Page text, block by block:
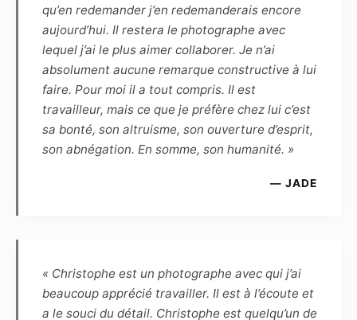
(dossier HD) permettra de faire des
impressions non lucratives, sans contrainte de
temps ou de quantité, tandis que la basse
définition, marquée par le photographe, pourra
être diffusée sur Internet dans le cadre du
cercle privé et familial, ou de la promotion
personnelle du modèle, dans un but non
commercial.
prestations est fixée à zéro euro. Cette
rémunération est définitive, et le Modèle
reconnaît être entièrement rempli de son droit
qu’en redemander j’en redemanderais encore
aujourd’hui. Il restera le photographe avec
lequel j’ai le plus aimer collaborer. Je n’ai
absolument aucune remarque constructive à lui
faire. Pour moi il a tout compris. Il est
travailleur, mais ce que je préfère chez lui c’est
sa bonté, son altruisme, son ouverture d’esprit,
son abnégation. En somme, son humanité. »
— JADE
« Christophe est un photographe avec qui j’ai
beaucoup apprécié travailler. Il est à l’écoute et
a le souci du détail. Christophe est quelqu’un de